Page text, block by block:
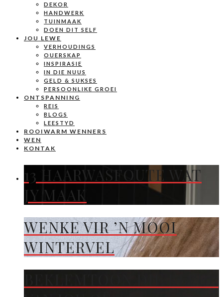
DEKOR
HANDWERK
TUINMAAK
DOEN DIT SELF
JOU LEWE
VERHOUDINGS
OUERSKAP
INSPIRASIE
IN DIE NUUS
GELD & SUKSES
PERSOONLIKE GROEI
ONTSPANNING
REIS
BLOGS
LEESTYD
ROOIWARM WENNERS
WEN
KONTAK
13 HAARWASFOUTE WAT
JY MAAK
WENKE VIR ’N MOOI
WINTERVEL